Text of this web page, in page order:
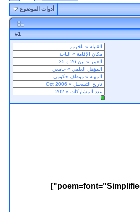
أدوات الموضوع
#
1